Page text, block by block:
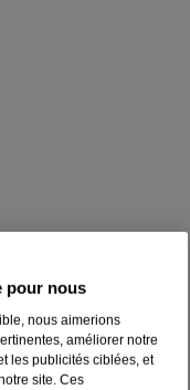
pour nous
nous aimerions
améliorer notre
les publicités ciblées, et
site. Ces